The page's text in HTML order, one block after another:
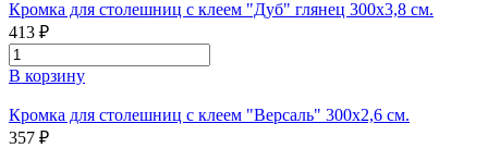
Кромка для столешниц с клеем "Дуб" глянец 300х3,8 см.
413 ₽
В корзину
Кромка для столешниц с клеем "Версаль" 300х2,6 см.
357 ₽